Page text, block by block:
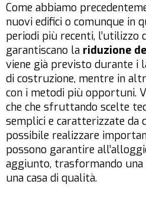
Come abbiamo
nuovi edifici o comunque in
periodi più recenti, l’utilizzo
garantiscano la riduzione
viene già previsto durante i
di costruzione, mentre in
con i metodi più opportuni.
che che sfruttando scelte
semplici e caratterizzate da
possibile realizzare
possono garantire
aggiunto, trasformando una
una casa di qualità.